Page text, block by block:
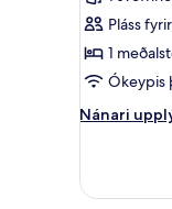
fyrirPláss
1
Ókeypis
Nánari
Nánari